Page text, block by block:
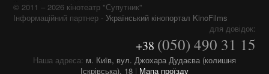
© 2011 – 2026 кінотеатр "Супутник"
Інформаційний партнер - Український кінопортал KinoFilms
для довідок:
+38 (050) 490 31 15
Наша адреса: м. Київ, вул. Джохара Дудаєва (колишня
Іскрівська), 18 | Мапа проїзду